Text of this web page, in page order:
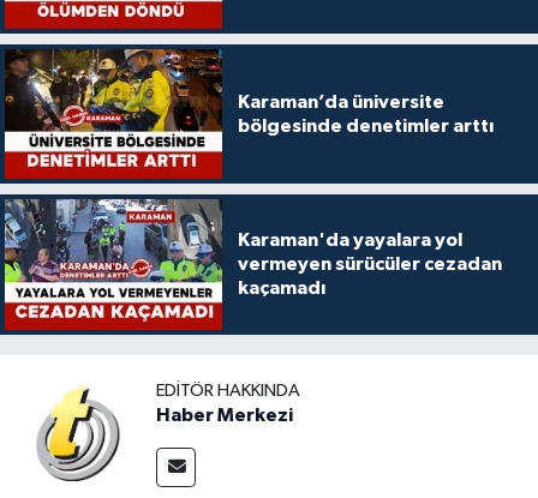
Karaman’da üniversite
bölgesinde denetimler arttı
Karaman'da yayalara yol
vermeyen sürücüler cezadan
kaçamadı
EDITÖR HAKKINDA
Haber Merkezi